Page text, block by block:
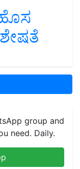
group and
need. Daily.